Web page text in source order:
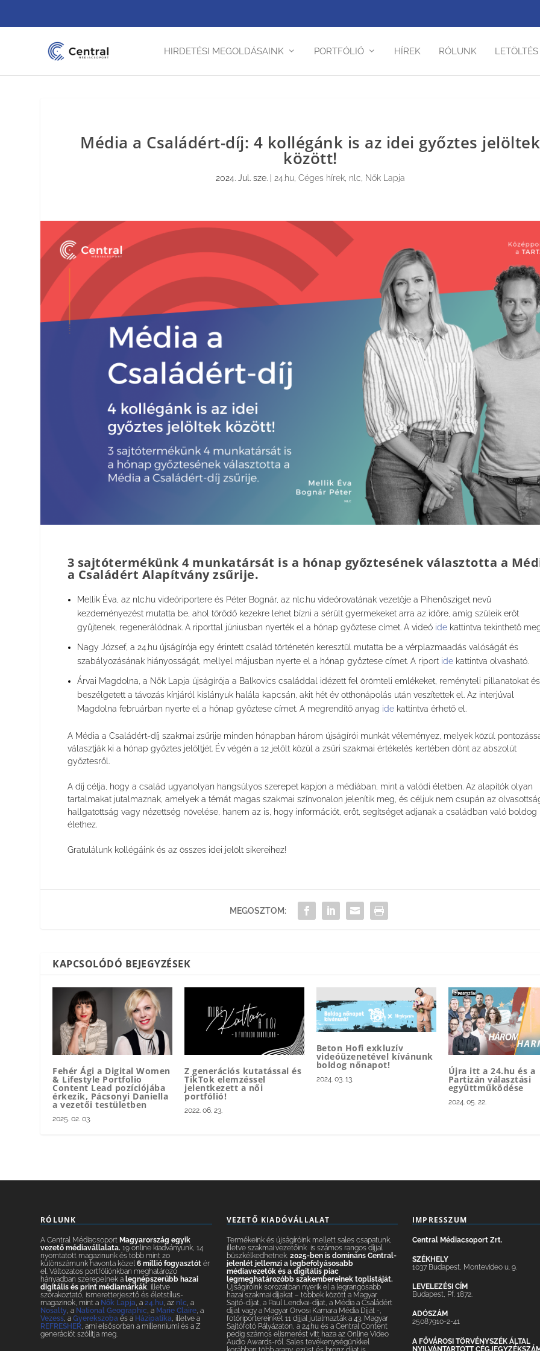
HIRDETÉSI MEGOLDÁSAINK PORTFÓLIÓ HÍREK RÓLUNK LETÖLTÉS
Média a Családért-díj: 4 kollégánk is az idei győztes jelöltek
között!
2024. Jul. sze.| 24.hu Céges hírek, nlc Nők Lapja
3 sajtótermékünk 4 munkatársát is a hónap győztesének választotta a
a Családért Alapítványzsűrije.
Mellik Éva, az nlc.hu videóriportere és Péter Bognár, az nlc.hu videórovatának vezetője a Pihenőszigetnevű
kezdeményezést mutatta be, ahol törődő kezekre lehet bízni a sérült gyermekeket arra az időre, amíg szüleik erőt
gyűjtenek, regenerálódnak. A riporttal júniusban nyerték el a hónap győztese címet. A videó idekattintva tekinthető
Nagy József, a 24.hu újságírója egy érintett család történetén keresztül mutatta be a vérplazmaadás valóságát és
szabályozásának hiányosságát, mellyel májusban nyerte el a hónap győztese címet. A riport idekattintva olvasható.
Árvai Magdolna, a Nők Lapja újságírója a Balkovics családdal idézett fel örömteli emlékeket, reményteli pillanatokat és
beszélgetett a távozás kínjáról kislányuk halála kapcsán, akit hét év otthonápolás után veszítettek el. Az interjúval
Magdolna februárban nyerte el a hónap győztese címet. A megrendítő anyag idekattintva érhető el.
A Média a Családért-díj szakmai zsűrije minden hónapban három újságírói munkát véleményez, melyek közül
választják ki a hónap győztes jelöltjét. Év végén a 12 jelölt közül a zsűri szakmai értékelés kertében dönt az abszolút
győztesről.
A díj célja, hogy a család ugyanolyan hangsúlyos szerepet kapjon a médiában, mint a valódi életben. Az alapítók olyan
tartalmakat jutalmaznak, amelyek a témát magas szakmai színvonalon jelenítik meg, és céljuk nem csupán az
hallgatottság vagy nézettség növelése, hanem az is, hogy információt, erőt, segítséget adjanak a családban való boldog
élethez.
Gratulálunk kollégáink és az összes idei jelölt sikereihez!
MEGOSZTOM:
KAPCSOLÓDÓ BEJEGYZÉSEK
Fehér Ági a Digital Women
& Lifestyle Portfolio
Content Lead pozíciójába
érkezik, Pácsonyi Daniella
a vezetői testületben
2025. 02. 03.
Z generációs kutatással és
TikTok elemzéssel
jelentkezett a női
portfólió!
2022. 06. 23.
Beton Hofi exkluzív
videóüzenetével kívánunk
boldog nőnapot!
2024. 03. 13.
Újra itt a 24.hu és a
Partizán választási
együttműködése
2024. 05. 22.
RÓLUNK
A Central Médiacsoport Magyarország egyik
vezető médiavállalata. 19 online kiadványunk, 14
nyomtatott magazinunk és több mint 20
különszámunk havonta közel6 millió fogyasztót ér
el. Változatos portfóliónkban meghatározó
hányadban szerepelnek alegnépszerűbb hazai
digitális és print médiamárkák, illetve
szórakoztató, ismeretterjesztő és életstílus-
magazinok, mint a Nők Lapja, a24.hu, az nlc, a
Nosalty, a National Geographic, a Marie Claire, a
Vezess, aGyerekszoba és a Házipatika, illetve a
REFRESHER, ami elsősorban a millenniumi és a Z
generációt szólítja meg.
VEZETŐ KIADÓVÁLLALAT
Termékeink és újságíróink mellett sales csapatunk,
illetve szakmai vezetőink is számos rangos díjjal
büszkélkedhetnek. 2025-ben is domináns Central-
jelenlét jellemzi a legbefolyásosabb
médiavezetők és a digitális piac
legmeghatározóbb szakembereinek toplistáját.
Újságíróink sorozatban nyerik el a legrangosabb
hazai szakmai díjakat – többek között a Magyar
Sajtó-díjat, a Paul Lendvai-díjat, a Média a Családért
díjat vagy a Magyar Orvosi Kamara Média Díját -,
fotóriportereinket 11 díjjal jutalmazták a 43. Magyar
Sajtófotó Pályázaton, a 24.hu és a Central Content
pedig számos elismerést vitt haza az Online Video
Audio Awards-ról. Sales tevékenységünkkel
IMPRESSZUM
Central Médiacsoport Zrt.
SZÉKHELY
1037 Budapest, Montevideo u. 9.
LEVELEZÉSI CÍM
Budapest, Pf. 1872.
ADÓSZÁM
25087910-2-41
A FŐVÁROSI TÖRVÉNYSZÉK ÁLTAL
NYILVÁNTARTOTT